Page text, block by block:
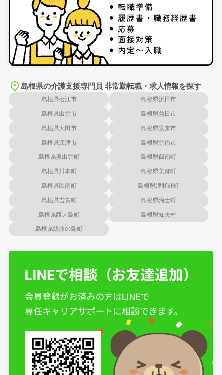
島根県の介護支援専門員 非常勤転職・求人情報を探す
島根県松江市 島根県浜田市
島根県出雲市 島根県益田市
島根県大田市 島根県安来市
島根県江津市 島根県雲南市
島根県奥出雲町 島根県飯南町
島根県川本町 島根県美郷町
島根県邑南町 島根県津和野町
島根県吉賀町 島根県海士町
島根県西ノ島町 島根県知夫村
島根県隠岐の島町